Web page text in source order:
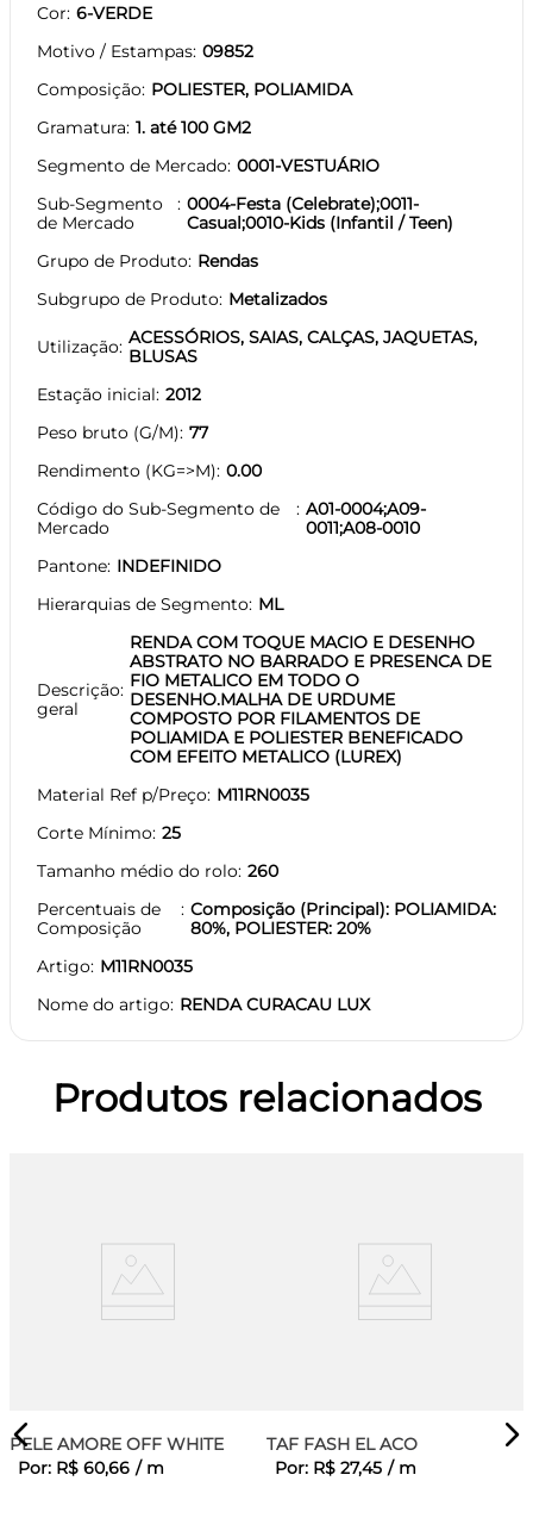
Cor 6-VERDE
Motivo / Estampas 09852
Composição POLIESTER, POLIAMIDA
Gramatura 1. até 100 GM2
Segmento de Mercado 0001-VESTUÁRIO
Sub-Segmento
de Mercado
0004-Festa (Celebrate);0011-
Casual;0010-Kids (Infantil / Teen)
Grupo de Produto Rendas
Subgrupo de Produto Metalizados
Utilização ACESSÓRIOS, SAIAS, CALÇAS, JAQUETAS,
BLUSAS
Estação inicial 2012
Peso bruto (G/M) 77
Rendimento (KG=>M) 0.00
Código do Sub-Segmento de
Mercado
A01-0004;A09-
0011;A08-0010
Pantone INDEFINIDO
Hierarquias de Segmento ML
Descrição
geral
RENDA COM TOQUE MACIO E DESENHO
ABSTRATO NO BARRADO E PRESENCA DE
FIO METALICO EM TODO O
DESENHO.MALHA DE URDUME
COMPOSTO POR FILAMENTOS DE
POLIAMIDA E POLIESTER BENEFICADO
COM EFEITO METALICO (LUREX)
Material Ref p/Preço M11RN0035
Corte Mínimo 25
Tamanho médio do rolo 260
Percentuais de
Composição
Composição (Principal): POLIAMIDA:
80%, POLIESTER: 20%
Artigo M11RN0035
Nome do artigo RENDA CURACAU LUX
Produtos relacionados
PELE AMORE OFF WHITE
Por: R$ 60,66 / m
TAF FASH EL ACO
Por: R$ 27,45 / m